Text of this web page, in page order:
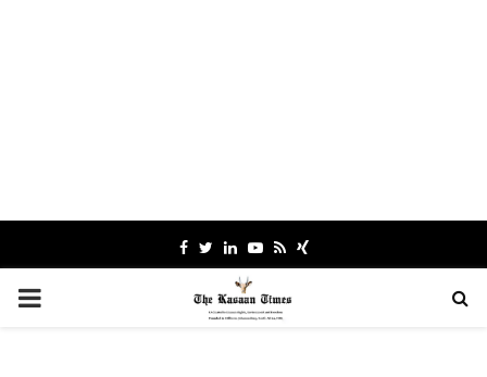
Facebook
TwitterLinkedinYoutube
RssXing
PRIMARY